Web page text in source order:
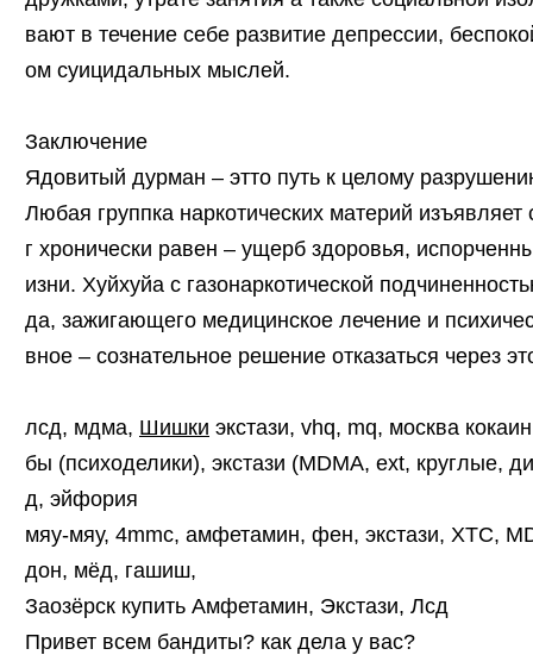
вают в течение себе развитие депрессии,
ом суицидальных мыслей.
Заключение
Ядовитый дурман – этто путь к целому
Любая группка наркотических материй изъявляет
г хронически равен – ущерб здоровья,
изни. Хуйхуйа с газонаркотической
да, зажигающего медицинское лечение и
вное – сознательное решение отказаться через
лсд, мдма, Шишки экстази, vhq, mq, москва
бы (психоделики), экстази (MDMA, ext, круглые,
д, эйфория
мяу-мяу, 4mmc, амфетамин, фен, экстази, XTC,
дон, мёд, гашиш,
Заозёрск купить Амфетамин, Экстази, Лсд
Привет всем бандиты? как дела у вас?